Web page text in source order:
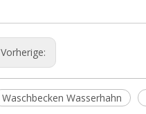
Vorherige:
Waschbecken Wasserhahn